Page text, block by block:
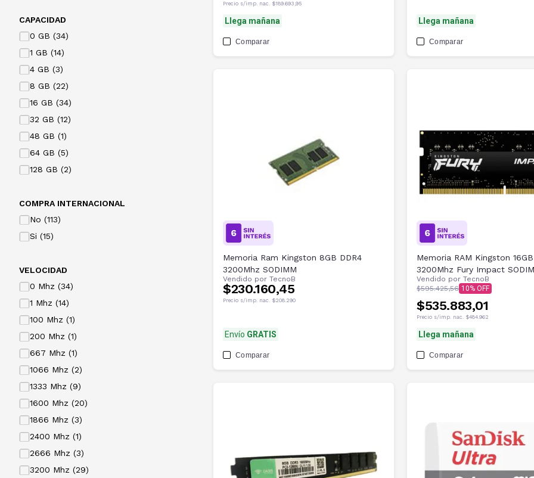
CAPACIDAD
0 GB (34)
1 GB (14)
4 GB (3)
8 GB (22)
16 GB (34)
32 GB (12)
48 GB (1)
64 GB (5)
128 GB (2)
COMPRA INTERNACIONAL
No (113)
Si (15)
VELOCIDAD
0 Mhz (34)
1 Mhz (14)
100 Mhz (1)
200 Mhz (1)
667 Mhz (1)
1066 Mhz (2)
1333 Mhz (9)
1600 Mhz (20)
1866 Mhz (3)
2400 Mhz (1)
2666 Mhz (3)
3200 Mhz (29)
Precio s/imp. nac. $189.693,95
Llega mañana
Comparar
Llega mañana
Comparar
Memoria Ram Kingston 8GB DDR4
3200Mhz SODIMM
Vendido por TecnoB
$230.160,45
Precio s/imp. nac. $208.290
Envío GRATIS
Comparar
Memoria RAM Kingston
3200Mhz Fury Impact
Vendido por TecnoB
$595.425,56 10
$535.883,01
Precio s/imp. nac. $484.962
Llega mañana
Comparar